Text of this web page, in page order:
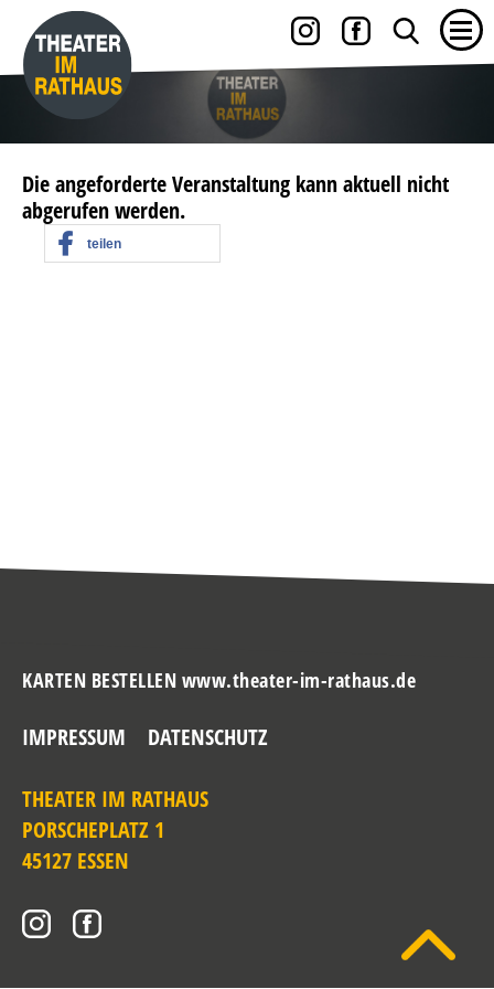
Die angeforderte Veranstaltung kann aktuell nicht
abgerufen werden.
teilen
KARTEN BESTELLEN www.theater-im-rathaus.de
IMPRESSUM DATENSCHUTZ
THEATER IM RATHAUS
PORSCHEPLATZ 1
45127 ESSEN